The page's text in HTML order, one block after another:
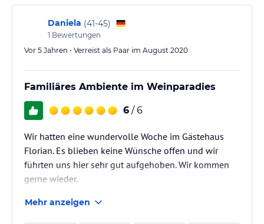
Daniela (41-45)
1 Bewertungen
Vor 5 Jahren • Verreist als Paar im August 2020
Familiäres Ambiente im Weinparadies
6 / 6
Wir hatten eine wundervolle Woche im Gästehaus
Florian. Es blieben keine Wünsche offen und wir
führten uns hier sehr gut aufgehoben. Wir kommen
gerne wieder.
Mehr anzeigen